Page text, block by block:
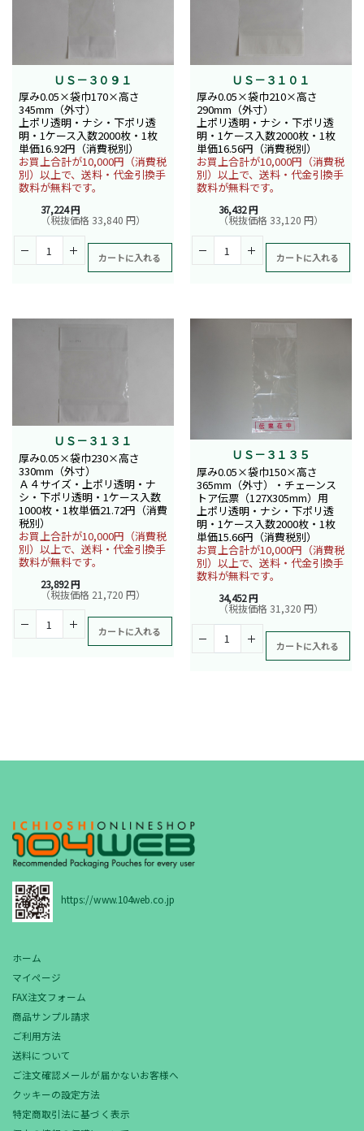
ＵＳ－３０９１
厚み0.05×袋巾170×高さ
345mm（外寸）
上ポリ透明・ナシ・下ポリ透
明・1ケース入数2000枚・1枚
単価16.92円（消費税別）
お買上合計が10,000円（消費税
別）以上で、送料・代金引換手
数料が無料です。
37,224 円
（税抜価格 33,840 円）
カートに入れる
ＵＳ－３１０１
厚み0.05×袋巾210×高さ
290mm（外寸）
上ポリ透明・ナシ・下ポリ透
明・1ケース入数2000枚・1枚
単価16.56円（消費税別）
お買上合計が10,000円（消費税
別）以上で、送料・代金引換手
数料が無料です。
36,432 円
（税抜価格 33,120 円）
カートに入れる
ＵＳ－３１３１
厚み0.05×袋巾230×高さ
330mm（外寸）
Ａ４サイズ・上ポリ透明・ナ
シ・下ポリ透明・1ケース入数
1000枚・1枚単価21.72円（消費
税別）
お買上合計が10,000円（消費税
別）以上で、送料・代金引換手
数料が無料です。
23,892 円
（税抜価格 21,720 円）
カートに入れる
ＵＳ－３１３５
厚み0.05×袋巾150×高さ
365mm（外寸）・チェーンス
トア伝票（127X305mm）用
上ポリ透明・ナシ・下ポリ透
明・1ケース入数2000枚・1枚
単価15.66円（消費税別）
お買上合計が10,000円（消費税
別）以上で、送料・代金引換手
数料が無料です。
34,452 円
（税抜価格 31,320 円）
カートに入れる
https://www.104web.co.jp
ホーム
マイページ
FAX注文フォーム
商品サンプル請求
ご利用方法
送料について
ご注文確認メールが届かないお客様へ
クッキーの設定方法
特定商取引法に基づく表示